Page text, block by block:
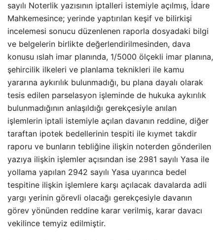
sayılı Noterlik yazısının iptalleri istemiyle açılmış, İdare
Mahkemesince; yerinde yaptırılan keşif ve bilirkişi
incelemesi sonucu düzenlenen raporla dosyadaki bilgi
ve belgelerin birlikte değerlendirilmesinden, dava
konusu ıslah imar planında, 1/5000 ölçekli imar planına,
şehircilik ilkeleri ve planlama teknikleri ile kamu
yararına aykırılık bulunmadığı, bu plana dayalı olarak
tesis edilen parselasyon işleminde de hukuka aykırılık
bulunmadığının anlaşıldığı gerekçesiyle anılan
işlemlerin iptali istemiyle açılan davanın reddine, diğer
taraftan ipotek bedellerinin tespiti ile kıymet takdir
raporu ve bunların tebliğine ilişkin noterden gönderilen
yazıya ilişkin işlemler açısından ise 2981 sayılı Yasa ile
yollama yapılan 2942 sayılı Yasa uyarınca bedel
tespitine ilişkin işlemlere karşı açılacak davalarda adli
yargı yerinin görevli olacağı gerekçesiyle davanın
görev yönünden reddine karar verilmiş, karar davacı
vekilince temyiz edilmiştir.